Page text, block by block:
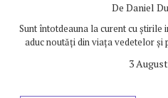
De Daniel
Sunt întotdeauna la curent cu știrile
aduc noutăți din viața vedetelor
3